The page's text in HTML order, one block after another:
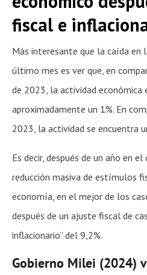
fiscal e
Más interesante que la caída en
último mes es ver que, en
de 2023, la actividad económica
aproximadamente un 1%. En
2023, la actividad se encuentra
Es decir, después de un año en
reducción masiva de estímulos
economía, en el mejor de los
después de un ajuste fiscal de
inflacionario” del 9,2%.